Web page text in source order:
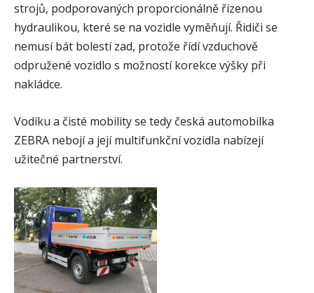
strojů, podporovaných proporcionálně řízenou
hydraulikou, které se na vozidle vyměňují. Řidiči se
nemusí bát bolestí zad, protože řídí vzduchově
odpružené vozidlo s možností korekce výšky při
nakládce.
Vodíku a čisté mobility se tedy česká automobilka
ZEBRA nebojí a její multifunkční vozidla nabízejí
užitečné partnerství.